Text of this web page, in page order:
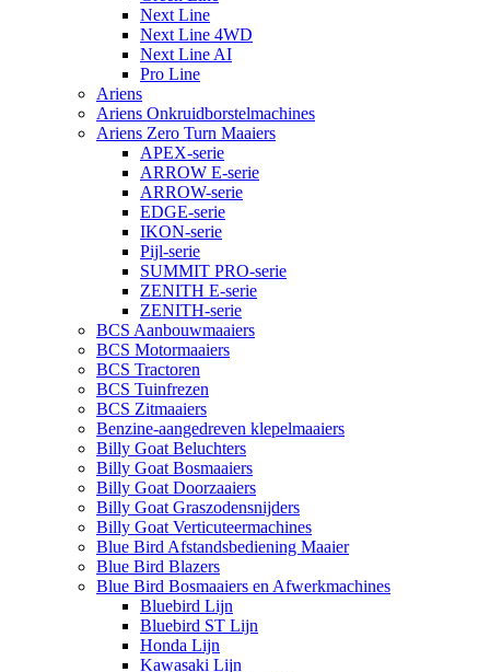
Next Line
Next Line 4WD
Next Line AI
Pro Line
Ariens
Ariens Onkruidborstelmachines
Ariens Zero Turn Maaiers
APEX-serie
ARROW E-serie
ARROW-serie
EDGE-serie
IKON-serie
Pijl-serie
SUMMIT PRO-serie
ZENITH E-serie
ZENITH-serie
BCS Aanbouwmaaiers
BCS Motormaaiers
BCS Tractoren
BCS Tuinfrezen
BCS Zitmaaiers
Benzine-aangedreven klepelmaaiers
Billy Goat Beluchters
Billy Goat Bosmaaiers
Billy Goat Doorzaaiers
Billy Goat Graszodensnijders
Billy Goat Verticuteermachines
Blue Bird Afstandsbediening Maaier
Blue Bird Blazers
Blue Bird Bosmaaiers en Afwerkmachines
Bluebird Lijn
Bluebird ST Lijn
Honda Lijn
Kawasaki Lijn